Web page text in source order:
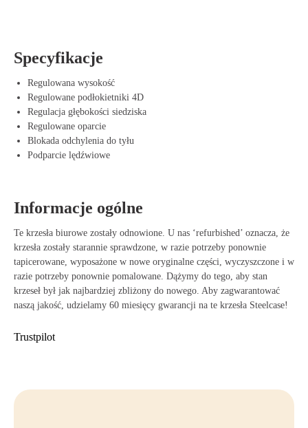
Ponadto Amia jest wyposażona w regulowane podparcie lędźwiowe
oraz przesuwne siedzisko, co pozwala łatwo dopasować krzesło do
Twojego wzrostu i indywidualnych preferencji. Komfortowe oparcie
wykorzystuje elastyczne materiały, które dopasowują się do ruchów,
wspierając zdrową pozycję siedzącą. W ten sposób korzystasz nie tylko
z nowoczesnego designu, ale także z niezawodnego i łatwego w użyciu
krzesła biurowego, które skutecznie odciąża plecy i szyję.
Regulowane podłokietniki, które łatwo dopasowują się do Twojego
ciała i pozycji pracy.
Technologia LiveLumbar zapewniająca dynamiczne wsparcie przy
każdym ruchu.
Trwałe materiały o długiej żywotności i przyjazne dla środowiska.
Przesuwne siedzisko dla optymalnej i spersonalizowanej pozycji
Stylowy design, który nadaje każdemu miejscu pracy profesjonalny
Kup Steelcase Amia
Specyfikacje
Regulowana wysokość
Regulowane podłokietniki 4D
Regulacja głębokości siedziska
Regulowane oparcie
Blokada odchylenia do tyłu
Podparcie lędźwiowe
Informacje ogólne
Te krzesła biurowe zostały odnowione. U nas ‘refurbished’ oznacza, że
krzesła zostały starannie sprawdzone, w razie potrzeby ponownie
tapicerowane, wyposażone w nowe oryginalne części, wyczyszczone i w
razie potrzeby ponownie pomalowane. Dążymy do tego, aby stan
krzeseł był jak najbardziej zbliżony do nowego. Aby zagwarantować
naszą jakość, udzielamy 60 miesięcy gwarancji na te krzesła Steelcase!
Trustpilot